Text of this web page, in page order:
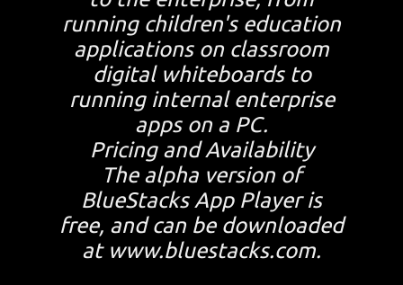
running children's education
applications on classroom
digital whiteboards to
running internal enterprise
apps on a PC.
Pricing and Availability
The alpha version of
BlueStacks App Player is
free, and can be downloaded
at www.bluestacks.com.